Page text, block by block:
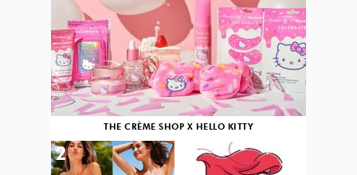
THE CRÈME SHOP X HELLO KITTY
2 3